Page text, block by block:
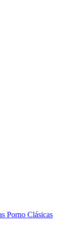
Porno Clásicas